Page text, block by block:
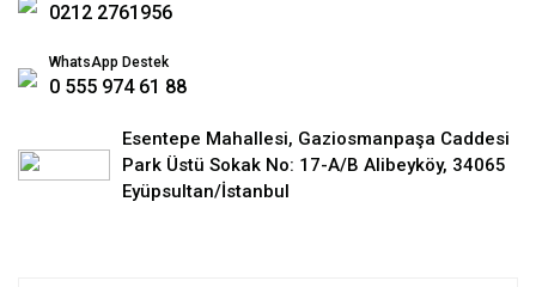
0212 2761956
WhatsApp Destek
0 555 974 61 88
Esentepe Mahallesi, Gaziosmanpaşa Caddesi
Park Üstü Sokak No: 17-A/B Alibeyköy, 34065
Eyüpsultan/İstanbul